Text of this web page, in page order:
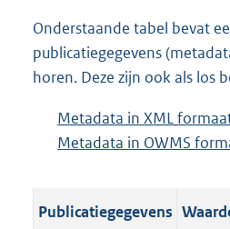
l
o
a
p
u
l
a
n
d
g
r
o
Onderstaande tabel bevat
publicatiegegevens
horen. Deze zijn ook als los
Metadata in XML
Metadata in OWMS
Publicatiegegevens